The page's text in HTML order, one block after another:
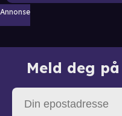
Annonse
Meld deg